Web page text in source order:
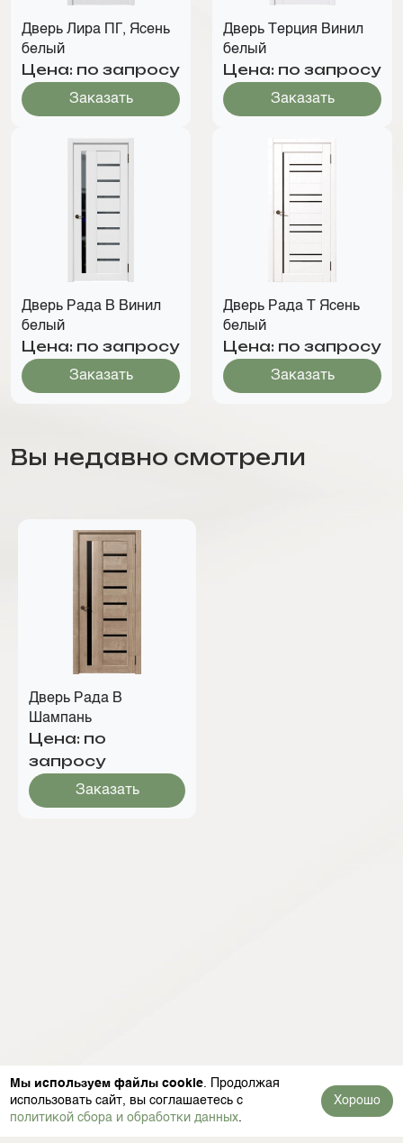
Дверь Лира ПГ, Ясень
белый
Цена: по запросу
Заказать
Дверь Терция Винил
белый
Цена: по запросу
Заказать
Дверь Рада В Винил
белый
Цена: по запросу
Заказать
Дверь Рада Т Ясень
белый
Цена: по запросу
Заказать
Вы недавно смотрели
Дверь Рада В
Шампань
Цена: по
запросу
Заказать
Мы используем файлы cookie. Продолжая
использовать сайт, вы соглашаетесь с
политикой сбора и обработки данных.
Хорошо